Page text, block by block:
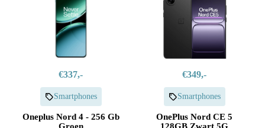
€337,-
Smartphones
Oneplus Nord 4 - 256 Gb
€349,-
Smartphones
OnePlus Nord CE 5